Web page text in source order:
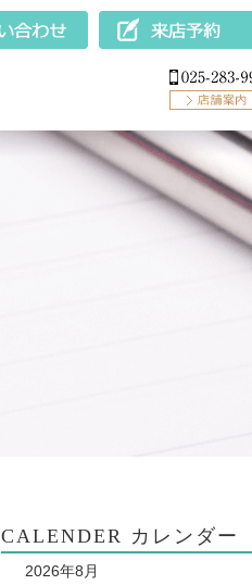
CALENDER カレンダー
2026年8月